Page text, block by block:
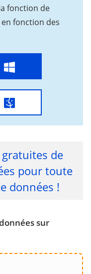
fonction de
fonction des
de
pour toute
données !
sur